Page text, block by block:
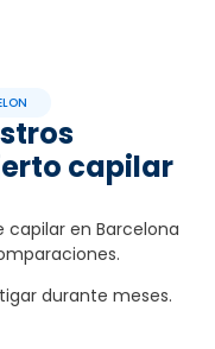
capilar
capilar en Barcelona
durante meses.